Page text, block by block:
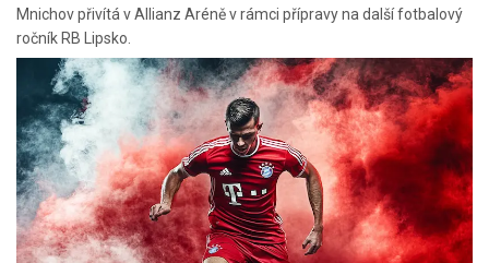
Mnichov přivítá v Allianz Aréně v rámci přípravy na další fotbalový
ročník RB Lipsko.